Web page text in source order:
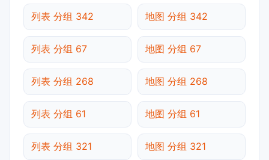
列表 分组 342 地图 分组 342
列表 分组 67 地图 分组 67
列表 分组 268 地图 分组 268
列表 分组 61 地图 分组 61
列表 分组 321 地图 分组 321